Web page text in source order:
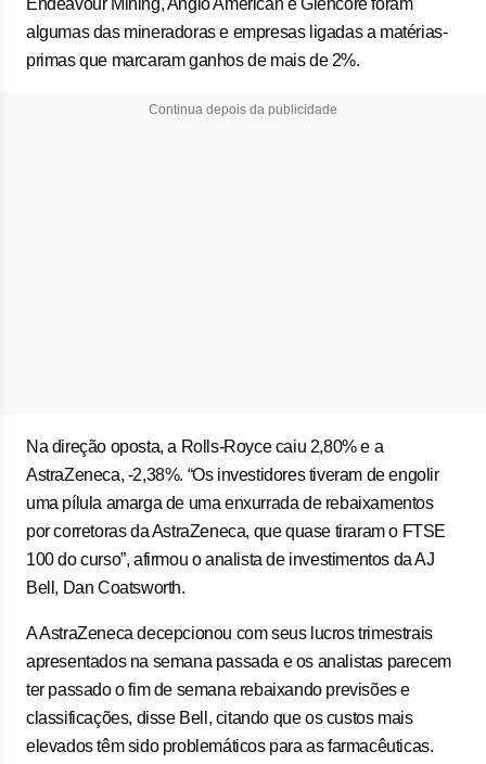
Endeavour Mining, Anglo American e Glencore foram
algumas das mineradoras e empresas ligadas a matérias-
primas que marcaram ganhos de mais de 2%.
Continua depois da publicidade
Na direção oposta, a Rolls-Royce caiu 2,80% e a
AstraZeneca, -2,38%. “Os investidores tiveram de engolir
uma pílula amarga de uma enxurrada de rebaixamentos
por corretoras da AstraZeneca, que quase tiraram o FTSE
100 do curso”, afirmou o analista de investimentos da AJ
Bell, Dan Coatsworth.
A AstraZeneca decepcionou com seus lucros trimestrais
apresentados na semana passada e os analistas parecem
ter passado o fim de semana rebaixando previsões e
classificações, disse Bell, citando que os custos mais
elevados têm sido problemáticos para as farmacêuticas.